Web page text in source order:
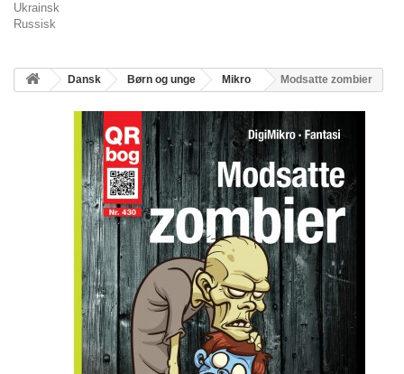
Ukrainsk
Russisk
Dansk Børn og unge Mikro Modsatte zombier